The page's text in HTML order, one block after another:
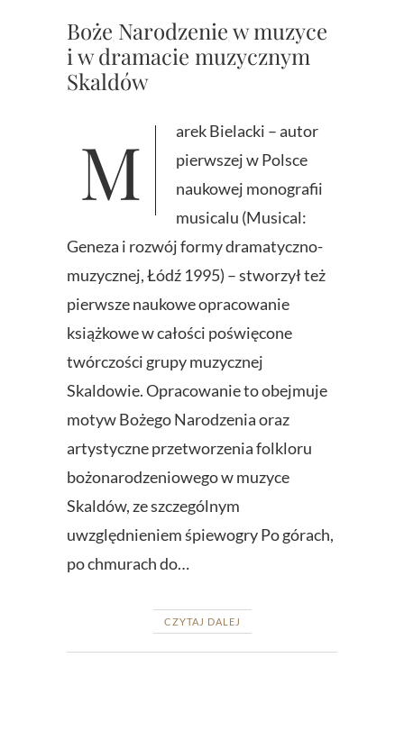
Boże Narodzenie w muzyce
i w dramacie muzycznym
Skaldów
Marek Bielacki – autor
pierwszej w Polsce
naukowej monografii
musicalu (Musical:
Geneza i rozwój formy dramatyczno-
muzycznej, Łódź 1995) – stworzył też
pierwsze naukowe opracowanie
książkowe w całości poświęcone
twórczości grupy muzycznej
Skaldowie. Opracowanie to obejmuje
motyw Bożego Narodzenia oraz
artystyczne przetworzenia folkloru
bożonarodzeniowego w muzyce
Skaldów, ze szczególnym
uwzględnieniem śpiewogry Po górach,
po chmurach do…
CZYTAJ DALEJ